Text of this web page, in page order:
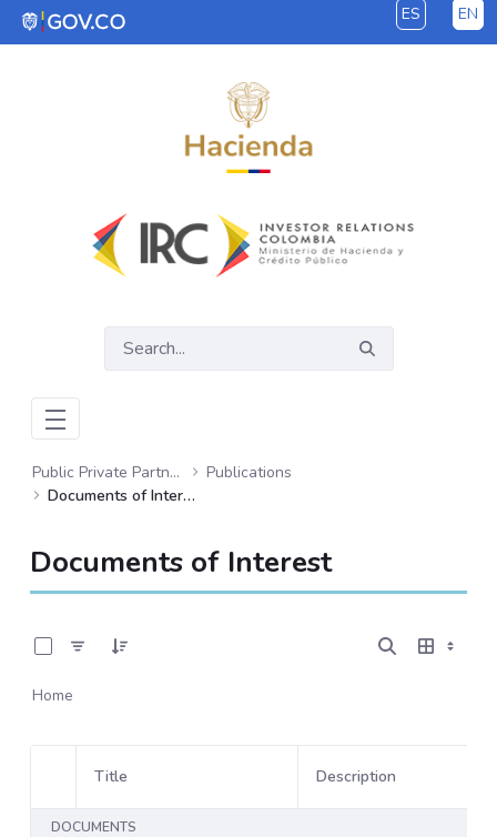
Skip to Main Content ES EN
Public Private Partnerships
Publications
Documents of Interest
Documents of Interest
Home
Item Selection
Title Description
DOCUMENTS